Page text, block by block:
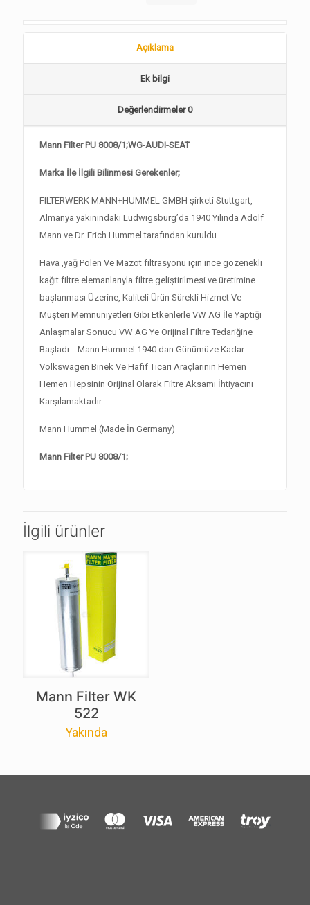
Açıklama
Ek bilgi
Değerlendirmeler0
Mann Filter PU 8008/1;WG-AUDI-SEAT
Marka İle İlgili Bilinmesi Gerekenler;
FILTERWERK MANN+HUMMEL GMBH şirketi Stuttgart,
Almanya yakınındaki Ludwigsburg’da 1940 Yılında Adolf
Mann ve Dr. Erich Hummel tarafından kuruldu.
Hava ,yağ Polen Ve Mazot filtrasyonu için ince gözenekli
kağıt filtre elemanlarıyla filtre geliştirilmesi ve üretimine
başlanması Üzerine, Kaliteli Ürün Sürekli Hizmet Ve
Müşteri Memnuniyetleri Gibi Etkenlerle VW AG İle Yaptığı
Anlaşmalar Sonucu VW AG Ye Orijinal Filtre Tedariğine
Başladı… Mann Hummel 1940 dan Günümüze Kadar
Volkswagen Binek Ve Hafif Ticari Araçlarının Hemen
Hemen Hepsinin Orijinal Olarak Filtre Aksamı İhtiyacını
Karşılamaktadır..
Mann Hummel (Made İn Germany)
Mann Filter PU 8008/1;
İlgili ürünler
Mann Filter WK
522
Yakında